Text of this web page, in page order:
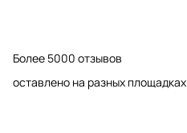
Более 5000 отзывов
оставлено на разных площадках